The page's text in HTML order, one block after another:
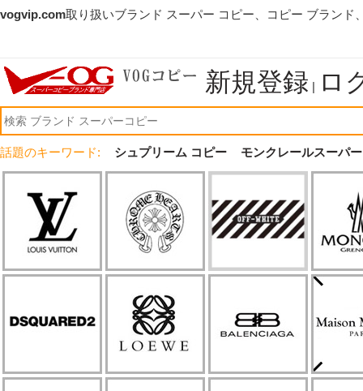
vogvip.com取り扱いブランド スーパー コピー、コピー ブランド
新規登録 | ロ
話題のキーワード: シュプリーム コピー モンクレールスーパ